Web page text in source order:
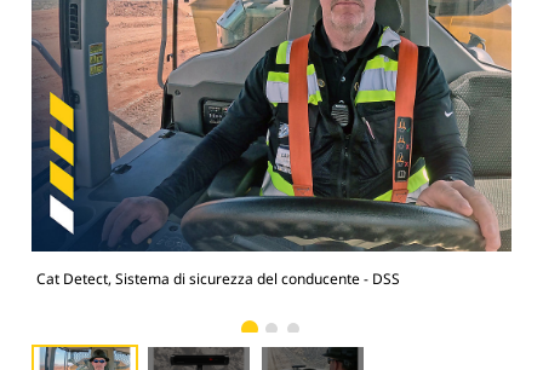
Cat Detect, Sistema di sicurezza del conducente - DSS